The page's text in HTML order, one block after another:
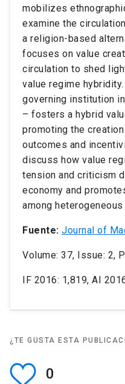
mobilizes
examine the
a religion-based
focuses on value
circulation to shed
value regime
governing institution
– fosters a hybrid
promoting the
outcomes and
discuss how value
tension and criticism
economy and
among
Fuente: Journal of
Volume: 37, Issue: 2,
IF 2016: 1,819, AI
¿TE GUSTA ESTA
0